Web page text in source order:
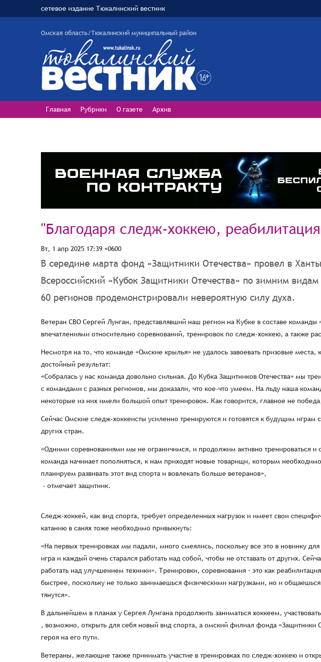
сетевое издание Тюкалинский вестник
Омская область/Тюкалинский муниципальный район
Главная Рубрики О газете Архив
"Благодаря следж-хоккею,
Вт, 1 апр 2025 17:39 +0600
В середине марта фонд «Защитники Отечества» провел в
Всероссийский «Кубок Защитники Отечества» по зимним
60 регионов продемонстрировали невероятную силу духа.
Ветеран СВО Сергей Лунган, представлявший наш регион на Кубке в составе
впечатлениями относительно соревнований, тренировок по следж-хоккею, а также
Несмотря на то, что команде «Омские крылья» не удалось завоевать призовые места,
достойный результат:
«Собралась у нас команда довольно сильная. До Кубка Защитников Отечества» мы
с командами с разных регионов, мы доказали, что кое-что умеем. На льду наша
некоторые из них имели большой опыт тренировок. Как говорится, главное не
Сейчас Омские следж-хоккеисты усиленно тренируются и готовятся к будущим играм
других стран.
«Одними соревнованиями мы не ограничимся, и продолжим активно тренироваться и
команда начинает пополняться, к нам приходят новые товарищи, которым
планируем развивать этот вид спорта и вовлекать больше ветеранов»,
- отмечает защитник.
Следж-хоккей, как вид спорта, требует определенных нагрузок и имеет свои
катанию в санях тоже необходимо привыкнуть:
«На первых тренировках мы падали, много смеялись, поскольку все это в новинку
игра и каждый очень старался работать над собой, чтобы не отставать от других.
работать над улучшением техники». Тренировки, соревнования – это как
быстрее, поскольку не только занимаешься физическими нагрузками, но и
тянутся».
В дальнейшем в планах у Сергея Лунгана продолжить заниматься хоккеем,
, возможно, открыть для себя новый вид спорта, а омский филиал фонда «Защитники
героя на его пути.
Ветераны, желающие также принимать участие в тренировках по следж-хоккею и